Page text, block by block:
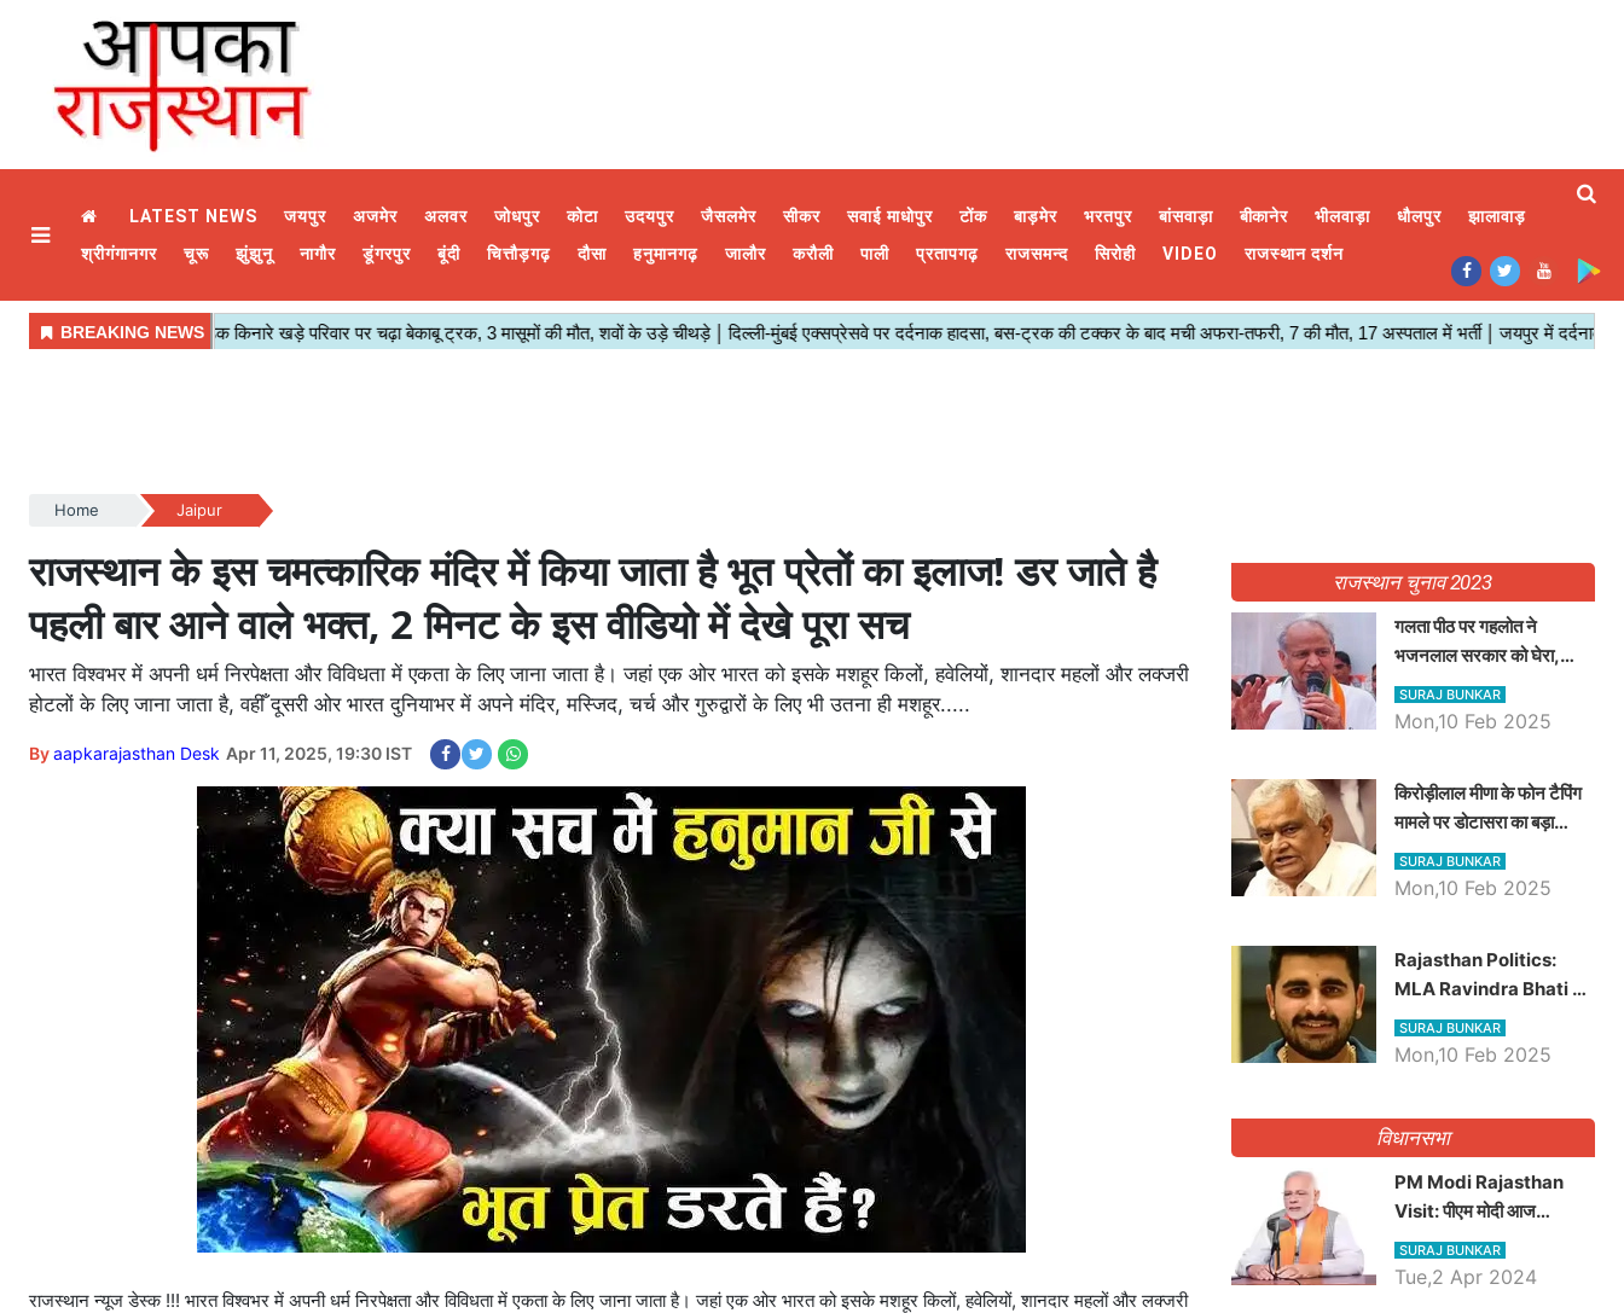
LATEST NEWS जयपुर अजमेर अलवर जोधपुर कोटा उदयपुर जैसलमेर सीकर सवाई माधोपुर टोंक बाड़मेर भरतपुर बांसवाड़ा बीकानेर भीलवाड़ा धौलपुर
झालावाड़
श्रीगंगानगर
चूरू झुंझुनू नागौर डूंगरपुर बूंदी चित्तौड़गढ़ दौसा हनुमानगढ़ जालौर करौली पाली प्रतापगढ़ राजसमन्द सिरोही VIDEO राजस्थान दर्शन
Home Jaipur
राजस्थान के इस चमत्कारिक मंदिर में किया जाता है भूत प्रेतों का इलाज! डर जाते है
पहली बार आने वाले भक्त, 2 मिनट के इस वीडियो में देखे पूरा सच
भारत विश्वभर में अपनी धर्म निरपेक्षता और विविधता में एकता के लिए जाना जाता है। जहां एक ओर भारत को इसके मशहूर किलों, हवेलियों, शानदार महलों और लक्जरी
होटलों के लिए जाना जाता है, वहीँ दूसरी ओर भारत दुनियाभर में अपने मंदिर, मस्जिद, चर्च और गुरुद्वारों के लिए भी उतना ही मशहूर.....
Byaapkarajasthan Desk Apr 11, 2025, 19:30 IST
राजस्थान न्यूज डेस्क !!! भारत विश्वभर में अपनी धर्म निरपेक्षता और विविधता में एकता के लिए जाना जाता है। जहां एक ओर भारत को इसके मशहूर किलों, हवेलियों, शानदार महलों और लक्जरी
राजस्थान चुनाव 2023
गलता पीठ पर गहलोत ने
भजनलाल सरकार को घेरा,
Video में देखें अब तक बड़ी
खबरें
SURAJ BUNKAR
Mon,10 Feb 2025
किरोड़ीलाल मीणा के फोन टैपिंग
मामले पर डोटासरा का बड़ा
आरोप, वीडियो में देखें AZ बड़ी
खबरें
SURAJ BUNKAR
Mon,10 Feb 2025
Rajasthan Politics:
MLA Ravindra Bhati ने
प्रदेश की शिक्षा व्यवस्था पर
उठाए सवाल, Madan
SURAJ BUNKAR
Mon,10 Feb 2025
विधानसभा
PM Modi Rajasthan
Visit: पीएम मोदी आज
राजस्थान में कोटपूतली में करेंगे
विशाल रैली, एक सभा से 8 सीटों
SURAJ BUNKAR
Tue,2 Apr 2024